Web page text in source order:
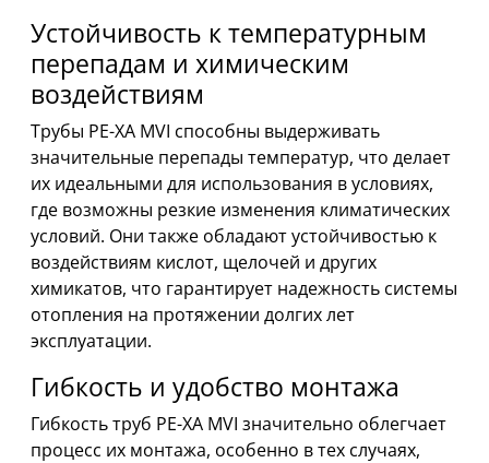
Устойчивость к температурным
перепадам и химическим
воздействиям
Трубы PE-XA MVI способны выдерживать
значительные перепады температур, что делает
их идеальными для использования в условиях,
где возможны резкие изменения климатических
условий. Они также обладают устойчивостью к
воздействиям кислот, щелочей и других
химикатов, что гарантирует надежность системы
отопления на протяжении долгих лет
эксплуатации.
Гибкость и удобство монтажа
Гибкость труб PE-XA MVI значительно облегчает
процесс их монтажа, особенно в тех случаях,